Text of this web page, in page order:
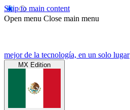
Skip to main content
Open menu Close main menu
mejor de la tecnología, en un solo lugar
MX Edition